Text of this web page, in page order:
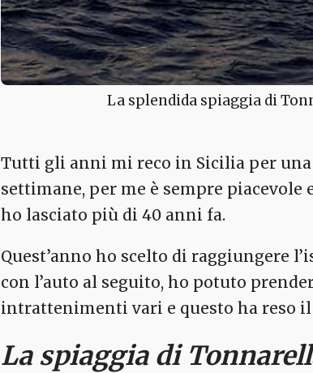
La splendida spiaggia di
Tutti gli anni mi reco in Sicilia per una
settimane, per me è sempre
ho lasciato più di 40 anni fa.
Quest’anno ho scelto di raggiungere
con l’auto al seguito, ho potuto
intrattenimenti vari e questo ha reso
La spiaggia di